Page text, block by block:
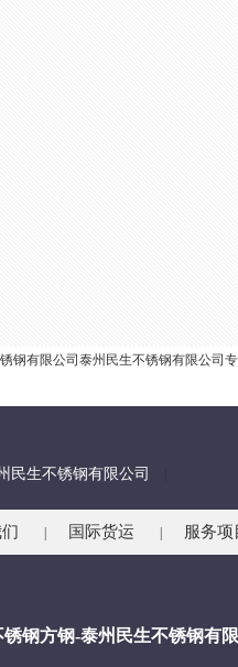
钢有限公司泰州民生不锈钢有限公
民生不锈钢有限公司
国际货运 服务项
钢方钢-泰州民生不锈钢有